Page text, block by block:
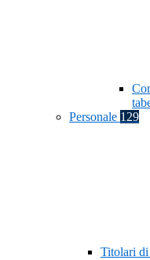
Personale 129
Titolari